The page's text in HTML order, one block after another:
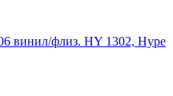
винил/флиз. HY 1302, Hype